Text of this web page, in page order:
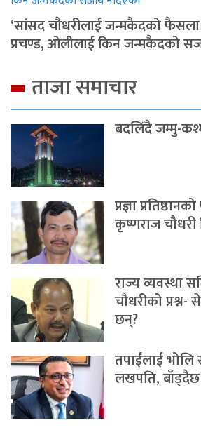
‘सांसद चौधरीलाई जन्मकैदको
प्रचण्ड, ओलीलाई किन जन्मकैदको
ताजा समाचार
बदलिँदै जम्मु-
प्रज्ञा
कृष्णराज चौधरी
राज्य व्यवस्था
चौधरीको
छन्?
तपाईंलाई
लखपति,